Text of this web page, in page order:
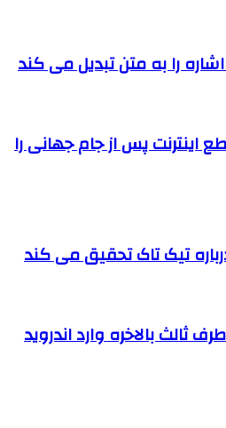
را به متن تبدیل می کند
اینترنت پس از جام جهانی را
تیک تاک تحقیق می کند
بالاخره وارد اندروید